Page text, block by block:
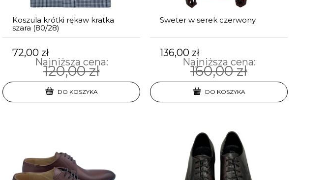
Koszula krótki rękaw kratka
szara (80/28)
72,00 zł
Najniższa cena:
120,00 zł
DO KOSZYKA
Sweter w serek czerwony
136,00 zł
Najniższa cena:
160,00 zł
DO KOSZYKA